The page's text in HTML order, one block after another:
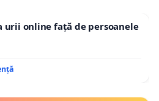
urii online față de persoanele